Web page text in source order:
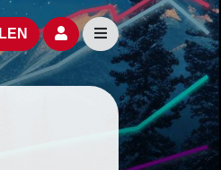
öffnenSeitennavigation